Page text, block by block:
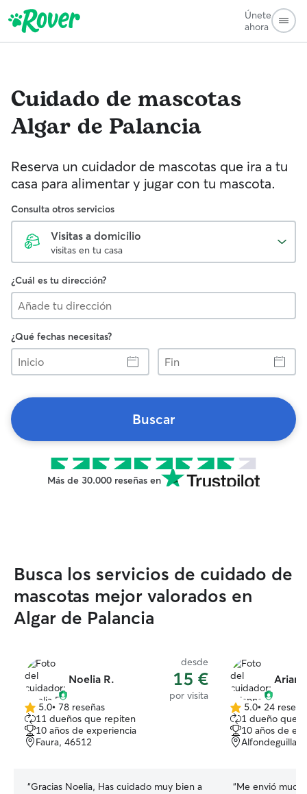
Únete
ahora
Cuidado de mascotas
Algar de Palancia
Reserva un cuidador de mascotas que ira a tu
casa para alimentar y jugar con tu mascota.
Consulta otros servicios
Visitas a domicilio
visitas en tu casa
¿Cuál es tu dirección?
¿Qué fechas necesitas?
Inicio
Fin
Buscar
Más de 30.000 reseñas en
Busca los servicios de cuidado de
mascotas mejor valorados en
Algar de Palancia
Noelia R.
desde
15 €
por visita
5.0
de
5
estrellas
5.0• 78 reseñas
11 dueños que repiten
10 años de experiencia
Faura, 46512
“Gracias Noelia, Has cuidado muy bien a
5.0
de
5
estrellas
5.0• 24
1 dueño que
10 años de
Alfondeguilla,
“Me envió